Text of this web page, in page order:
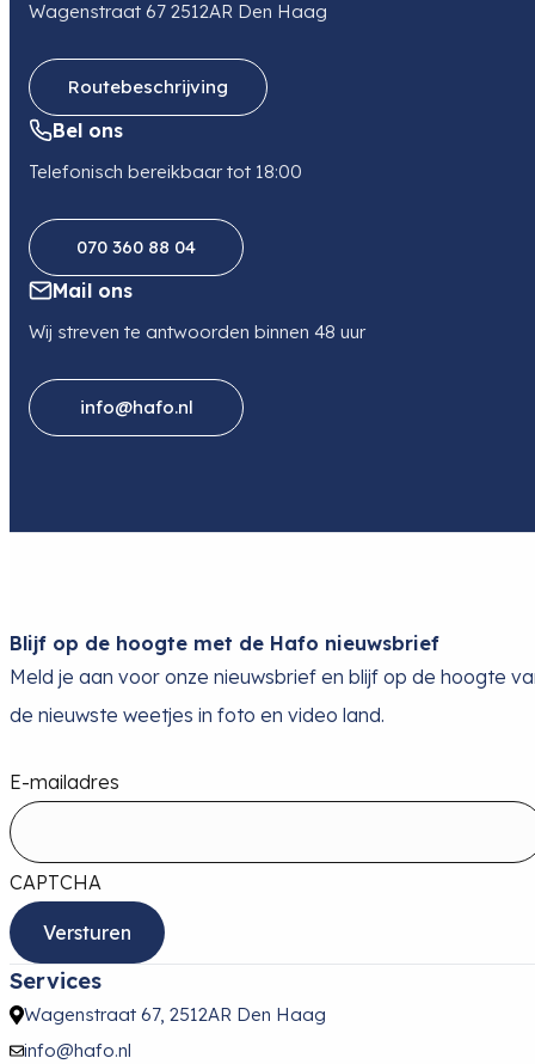
Wagenstraat 67 2512AR Den Haag
Routebeschrijving
Bel ons
Telefonisch bereikbaar tot 18:00
070 360 88 04
Mail ons
Wij streven te antwoorden binnen 48 uur
info@hafo.nl
Blijf op de hoogte met de Hafo nieuwsbrief
Meld je aan voor onze nieuwsbrief en blijf op de hoogte
de nieuwste weetjes in foto en video land.
E-mailadres
CAPTCHA
Services
Wagenstraat 67, 2512AR Den Haag
info@hafo.nl